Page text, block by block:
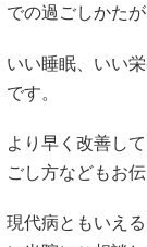
での過ごしかた
いい睡眠、いい
です。
より早く改善し
ごし方などもお
現代病ともいえ